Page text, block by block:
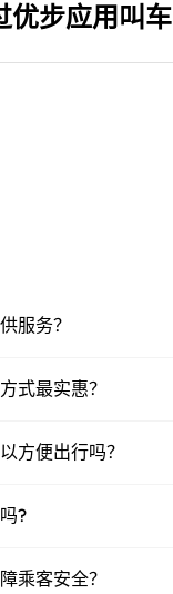
优步应用叫车
服务？
式最实惠？
方便出行吗？
?
乘客安全？